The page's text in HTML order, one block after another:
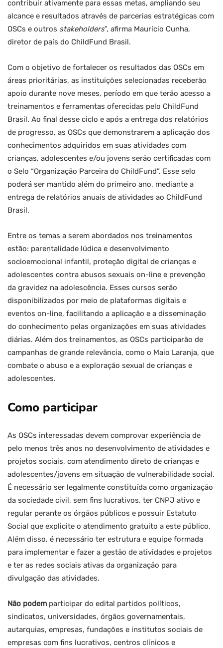
contribuir ativamente para essas metas, ampliando seu
alcance e resultados através de parcerias estratégicas com
OSCs e outros stakeholders”, afirma Maurício Cunha,
diretor de país do ChildFund Brasil.
Com o objetivo de fortalecer os resultados das OSCs em
áreas prioritárias, as instituições selecionadas receberão
apoio durante nove meses, período em que terão acesso a
treinamentos e ferramentas oferecidas pelo ChildFund
Brasil. Ao final desse ciclo e após a entrega dos relatórios
de progresso, as OSCs que demonstrarem a aplicação dos
conhecimentos adquiridos em suas atividades com
crianças, adolescentes e/ou jovens serão certificadas com
o Selo “Organização Parceira do ChildFund”. Esse selo
poderá ser mantido além do primeiro ano, mediante a
entrega de relatórios anuais de atividades ao ChildFund
Brasil.
Entre os temas a serem abordados nos treinamentos
estão: parentalidade lúdica e desenvolvimento
socioemocional infantil, proteção digital de crianças e
adolescentes contra abusos sexuais on-line e prevenção
da gravidez na adolescência. Esses cursos serão
disponibilizados por meio de plataformas digitais e
eventos on-line, facilitando a aplicação e a disseminação
do conhecimento pelas organizações em suas atividades
diárias. Além dos treinamentos, as OSCs participarão de
campanhas de grande relevância, como o Maio Laranja, que
combate o abuso e a exploração sexual de crianças e
adolescentes.
Como participar
As OSCs interessadas devem comprovar experiência de
pelo menos três anos no desenvolvimento de atividades e
projetos sociais, com atendimento direto de crianças e
adolescentes/jovens em situação de vulnerabilidade social.
É necessário ser legalmente constituída como organização
da sociedade civil, sem fins lucrativos, ter CNPJ ativo e
regular perante os órgãos públicos e possuir Estatuto
Social que explicite o atendimento gratuito a este público.
Além disso, é necessário ter estrutura e equipe formada
para implementar e fazer a gestão de atividades e projetos
e ter as redes sociais ativas da organização para
divulgação das atividades.
Não podem participar do edital partidos políticos,
sindicatos, universidades, órgãos governamentais,
autarquias, empresas, fundações e institutos sociais de
empresas com fins lucrativos, centros clínicos e